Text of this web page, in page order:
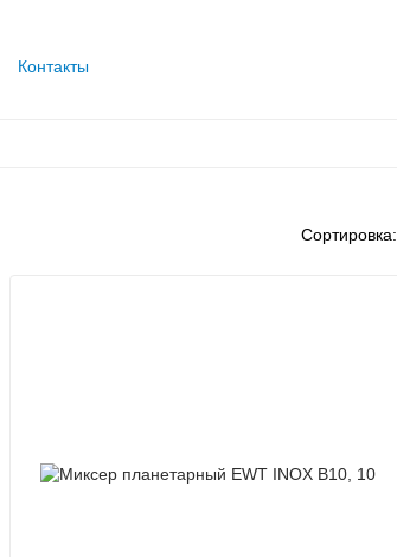
Контакты
Сортировка: